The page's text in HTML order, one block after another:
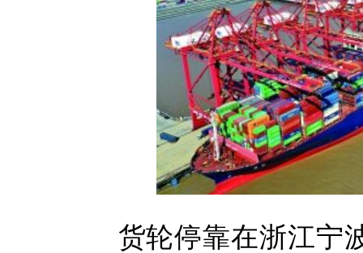
货轮停靠在浙江宁